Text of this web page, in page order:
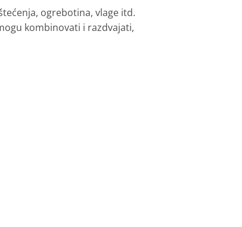
ogrebotina, vlage itd.
kombinovati i razdvajati,